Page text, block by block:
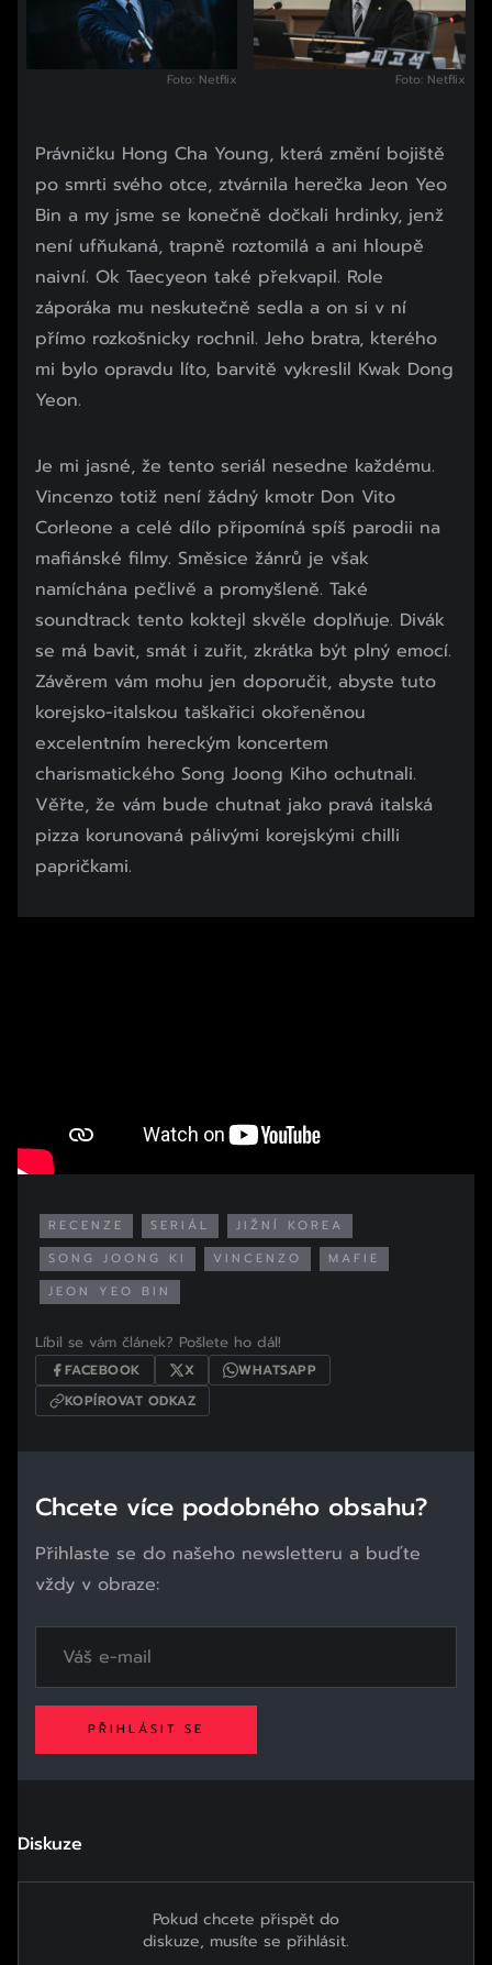
Foto: Netflix Foto: Netflix
Právničku Hong Cha Young, která změní bojiště
po smrti svého otce, ztvárnila herečka Jeon Yeo
Bin a my jsme se konečně dočkali hrdinky, jenž
není ufňukaná, trapně roztomilá a ani hloupě
naivní. Ok Taecyeon také překvapil. Role
záporáka mu neskutečně sedla a on si v ní
přímo rozkošnicky rochnil. Jeho bratra, kterého
mi bylo opravdu líto, barvitě vykreslil Kwak Dong
Yeon.
Je mi jasné, že tento seriál nesedne každému.
Vincenzo totiž není žádný kmotr Don Vito
Corleone a celé dílo připomíná spíš parodii na
mafiánské filmy. Směsice žánrů je však
namíchána pečlivě a promyšleně. Také
soundtrack tento koktejl skvěle doplňuje. Divák
se má bavit, smát i zuřit, zkrátka být plný emocí.
Závěrem vám mohu jen doporučit, abyste tuto
korejsko-italskou taškařici okořeněnou
excelentním hereckým koncertem
charismatického Song Joong Kiho ochutnali.
Věřte, že vám bude chutnat jako pravá italská
pizza korunovaná pálivými korejskými chilli
papričkami.
RECENZE SERIÁL
JIŽNÍ KOREA
SONG JOONG KI
VINCENZO
MAFIE
JEON YEO BIN
Líbil se vám článek? Pošlete ho dál!
FACEBOOK X
WHATSAPP
KOPÍROVAT ODKAZ
Chcete více podobného obsahu?
Přihlaste se do našeho newsletteru a buďte
vždy v obraze:
PŘIHLÁSIT SE
Diskuze
Pokud chcete přispět do
diskuze, musíte se přihlásit.